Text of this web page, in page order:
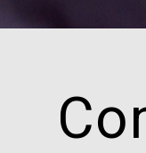
Bibliothèques
Réseau
Liens